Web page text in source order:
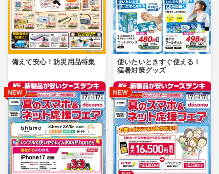
備えて安心！防災用品特集
使いたいときすぐ使える！
猛暑対策グッズ